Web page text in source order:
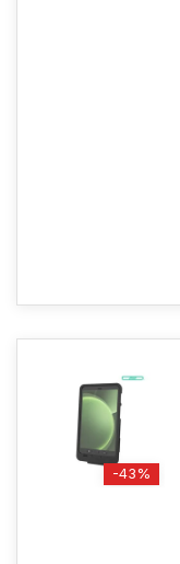
-43%